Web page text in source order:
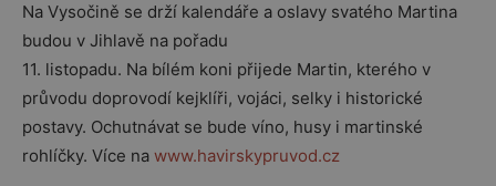
Na Vysočině se drží kalendáře a oslavy svatého Martina
budou v Jihlavě na pořadu
11. listopadu. Na bílém koni přijede Martin, kterého v
průvodu doprovodí kejklíři, vojáci, selky i historické
postavy. Ochutnávat se bude víno, husy i martinské
rohlíčky. Více na www.havirskypruvod.cz